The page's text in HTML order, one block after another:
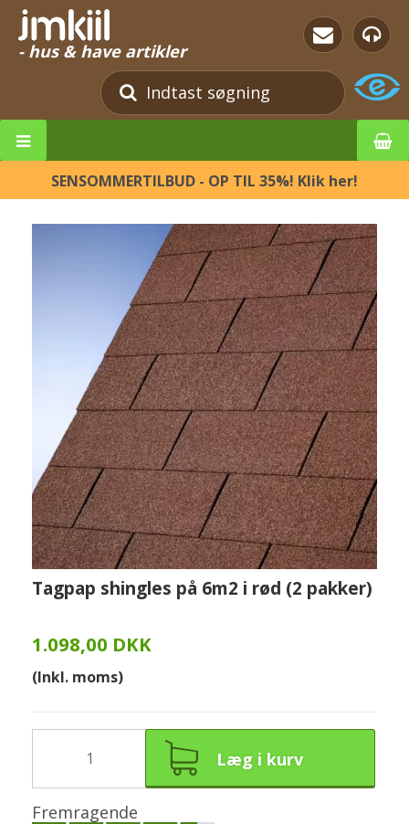
- hus & have artikler
SENSOMMERTILBUD - OP TIL 35%! Klik her!
Tagpap shingles på 6m2 i rød (2 pakker)
1.098,00 DKK
(Inkl. moms)
Læg i kurv
Fremragende